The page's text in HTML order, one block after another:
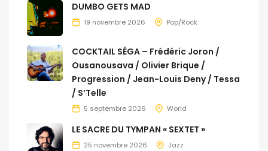
DUMBO GETS MAD
19 novembre 2026 Pop/Rock
COCKTAIL SÉGA – Frédéric Joron /
Ousanousava / Olivier Brique /
Progression / Jean-Louis Deny / Tessa
/ S’Telle
5 septembre 2026 World
LE SACRE DU TYMPAN « SEXTET »
25 novembre 2026 Jazz